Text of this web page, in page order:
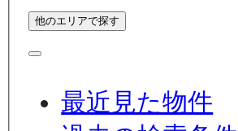
他のエリアで探す
最近見た物件